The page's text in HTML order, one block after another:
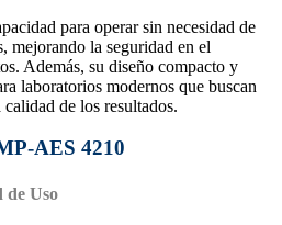
para operar sin necesidad de
mejorando la seguridad en el
Además, su diseño compacto y
laboratorios modernos que buscan
de los resultados.
AES 4210
de Uso